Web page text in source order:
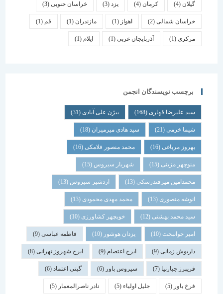
کرمان یزد خراسان جنوبی(3)
خراسان شمالی(2) اهواز مازندران(1) قم
(1) آذربایجان غربی(1) ایلام
برچسب نویسندگان انجمن
سید علیرضا قهاری(168) بیژن علی آبادی(31)
شیما خرمی(21) سید هادی میرمیران(18)
بهروز مرباغی (16) محمد منصور فلامکی (16)
منوچهر مزینی(15) شهریار سیروس(15)
محمدامین میرفندرسکی(13) اردشیر سیروس(13)
انوشه منصوری(13) محمد مهدی محمودی(13)
سید محمد بهشتی(12) خوبچهر کشاورزی(10)
امیر جوانبخت(10) یزدان هوشور(10) فاطمه عباسی(9)
داریوش زمانی(9) ایرج اعتصام(9) ایرج شهروز تهرانی(8)
فریبرز جبارنیا(7) سیروس باور(6) گیتی اعتماد(6)
فرخ باور(5) جلیل اولیاء(5) نادر ناصرالمعمار (5)